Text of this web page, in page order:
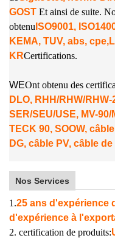
GOST Et ainsi de suite.
obtenu ISO9001,
KEMA, TUV, abs, cpe,
KRCertifications.
WEOnt obtenu des
DLO, RHH/RHW/
SER/SEU/USE, MV-
TECK 90, SOOW,
DG, câble PV, câble de
Nos Services
1.25 ans d'expérience
d'expérience à
2. certification de produits: